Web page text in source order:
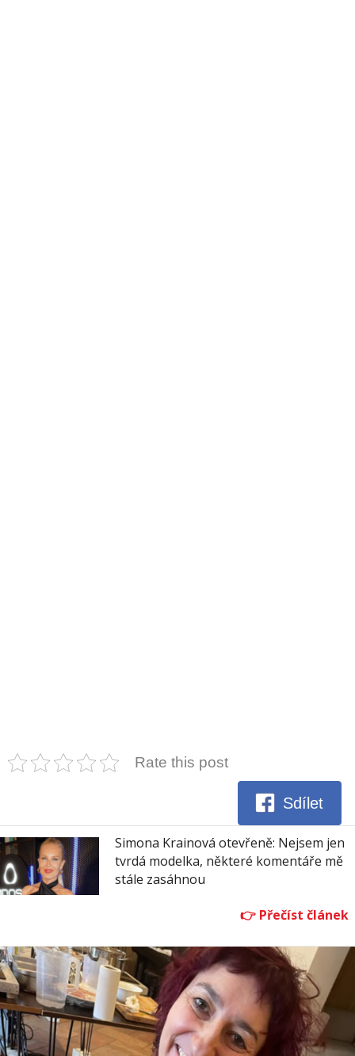
Rate this post
Sdílet
Simona Krainová otevřeně: Nejsem jen
tvrdá modelka, některé komentáře mě
stále zasáhnou